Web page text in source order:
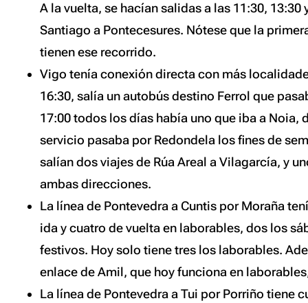
A la vuelta, se hacían salidas a las 11:30, 13:30
Santiago a Pontecesures. Nótese que la
tienen ese recorrido.
Vigo tenía conexión directa con más
16:30, salía un autobús destino Ferrol que
17:00 todos los días había uno que iba a Noia,
servicio pasaba por Redondela los fines de
salían dos viajes de Rúa Areal a Vilagarcía, y
ambas direcciones.
La línea de Pontevedra a Cuntis por Moraña
ida y cuatro de vuelta en laborables, dos los
festivos. Hoy solo tiene tres los laborables.
enlace de Amil, que hoy funciona en
La línea de Pontevedra a Tui por Porriño tiene